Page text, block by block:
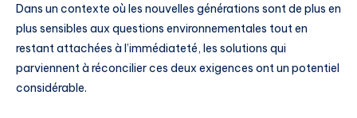
Dans un contexte où les nouvelles générations sont de plus en
plus sensibles aux questions environnementales tout en
restant attachées à l’immédiateté, les solutions qui
parviennent à réconcilier ces deux exigences ont un potentiel
considérable.